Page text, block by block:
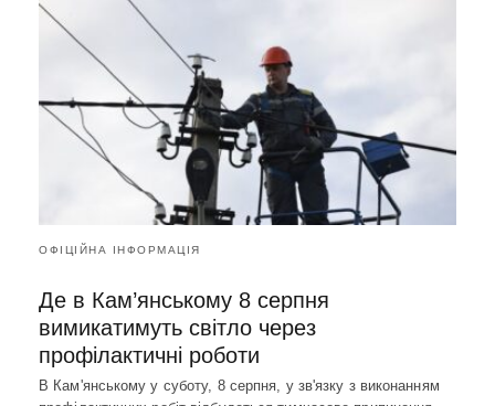
ОФІЦІЙНА ІНФОРМАЦІЯ
Де в Кам’янському 8 серпня
вимикатимуть світло через
профілактичні роботи
В Кам'янському у суботу, 8 серпня, у зв'язку з виконанням